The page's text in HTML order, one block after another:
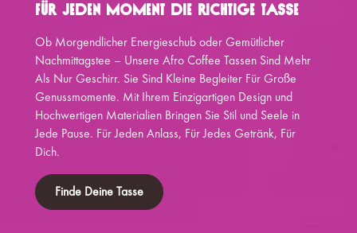
Für Jeden Moment Die Richtige Tasse
Ob Morgendlicher Energieschub oder Gemütlicher
Nachmittagstee – Unsere Afro Coffee Tassen Sind Mehr
Als Nur Geschirr. Sie Sind Kleine Begleiter Für Große
Genussmomente. Mit Ihrem Einzigartigen Design und
Hochwertigen Materialien Bringen Sie Stil und Seele in
Jede Pause. Für Jeden Anlass, Für Jedes Getränk, Für
Dich.
Finde Deine Tasse